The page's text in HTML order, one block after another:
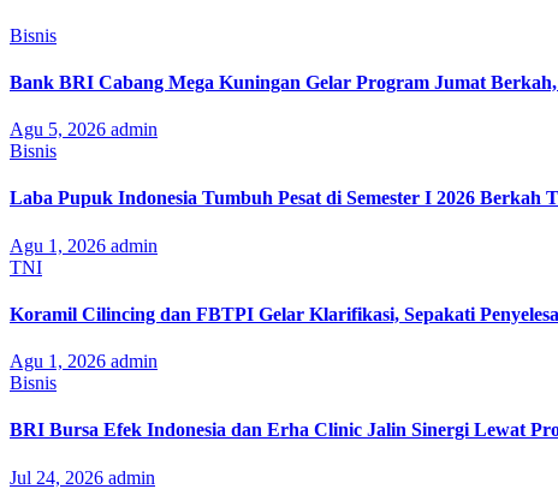
Bisnis
Bank BRI Cabang Mega Kuningan Gelar Program Jumat
Agu 5, 2026 admin
Bisnis
Laba Pupuk Indonesia Tumbuh Pesat di Semester I 2026 Berkah
Agu 1, 2026 admin
TNI
Koramil Cilincing dan FBTPI Gelar Klarifikasi, Sepakati
Agu 1, 2026 admin
Bisnis
BRI Bursa Efek Indonesia dan Erha Clinic Jalin Sinergi Lewat
Jul 24, 2026 admin